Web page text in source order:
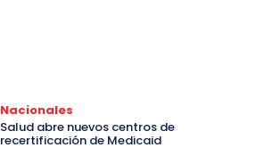
Nacionales
Salud abre nuevos centros de
recertificación de Medicaid